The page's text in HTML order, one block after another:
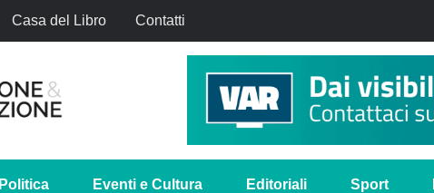
Casa del Libro Contatti
Politica Eventi e Cultura Editoriali Sport